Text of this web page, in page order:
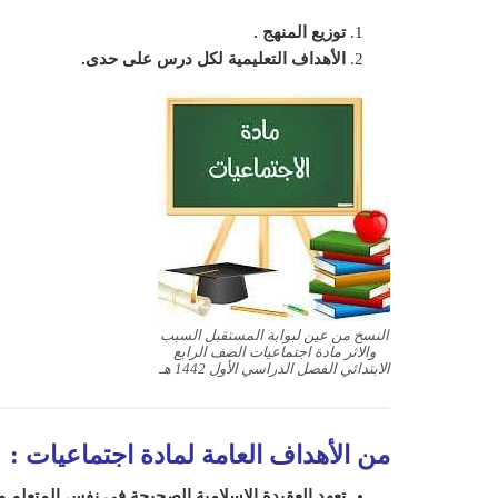
توزيع المنهج .
الأهداف التعليمية لكل درس على حدى.
النسخ من عين لبوابة المستقبل السبب
والاثر مادة اجتماعيات الصف الرابع
الابتدائي الفصل الدراسي الأول 1442 هـ
من الأهداف العامة لمادة اجتماعيات :